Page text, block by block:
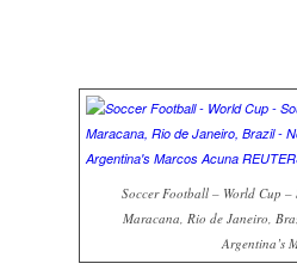
Soccer Football – World Cup
Maracana, Rio de Janeiro,
Argentina’s